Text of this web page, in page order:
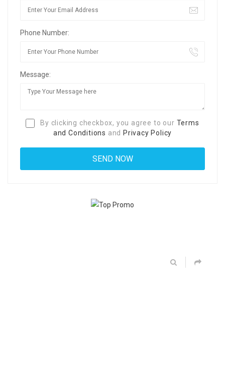
Phone Number:
Message:
By clicking checkbox, you agree to our Terms
and Conditions and Privacy Policy